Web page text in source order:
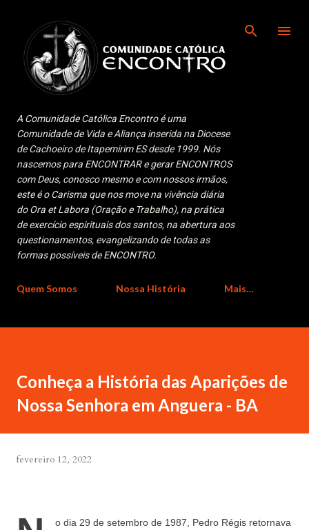
A Comunidade Católica Encontro é uma
Comunidade de Vida e Aliança inserida na Diocese
de Cachoeiro de Itapemirim ES desde 1999. Nós
nascemos para ENCONTRAR e gerar ENCONTROS
com Deus, conosco mesmo e com nossos irmãos,
este é o Carisma que nos move na vivência diária
do Ora et Labora (Oração e Trabalho), na prática
de exercício espirituais dos santos, na abertura aos
questionamentos, evangelizando de todas as
formas possíveis de ENCONTRO.
Quem Somos Nossa História Mais…
Conheça a História das Aparições de
Nossa Senhora em Anguera - BA
fevereiro 12, 2022
o dia 29 de setembro de 1987, Pedro Régis retornava